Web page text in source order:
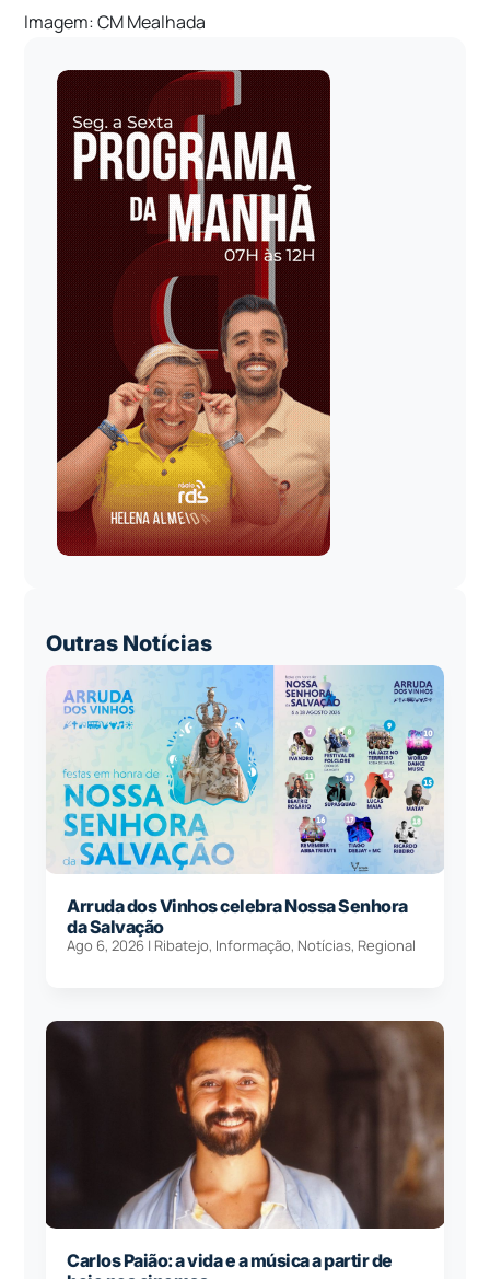
Imagem: CM Mealhada
Outras Notícias
Arruda dos Vinhos celebra Nossa Senhora
da Salvação
Ago 6, 2026 | Ribatejo, Informação, Notícias, Regional
Carlos Paião: a vida e a música a partir de